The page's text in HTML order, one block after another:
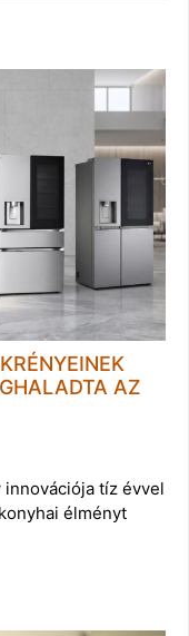
AZ
tíz évvel
élményt